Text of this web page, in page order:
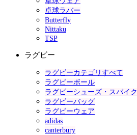
卓球ラバー
Butterfly
Nittaku
TSP
ラグビー
ラグビーカテゴリすべて
ラグビーボール
ラグビーシューズ・スパイク
ラグビーバッグ
ラグビーウェア
adidas
canterbury